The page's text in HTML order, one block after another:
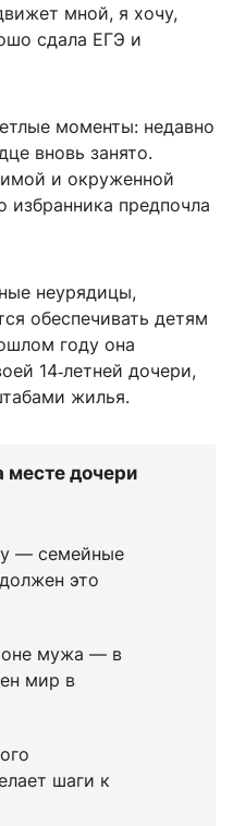
мной, я хочу,
сдала ЕГЭ и
моменты: недавно
вновь занято.
и окруженной
избранника предпочла
неурядицы,
обеспечивать детям
году она
14‑летней дочери,
жилья.
месте дочери
— семейные
это
мужа — в
мир в
шаги к